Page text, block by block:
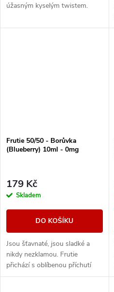
úžasným kyselým twistem.
Frutie 50/50 - Borůvka
(Blueberry) 10ml - 0mg
179 Kč
Skladem
DO KOŠÍKU
Jsou šťavnaté, jsou sladké a
nikdy nezklamou. Frutie
přichází s oblíbenou příchutí
borůvek, která vám prostě